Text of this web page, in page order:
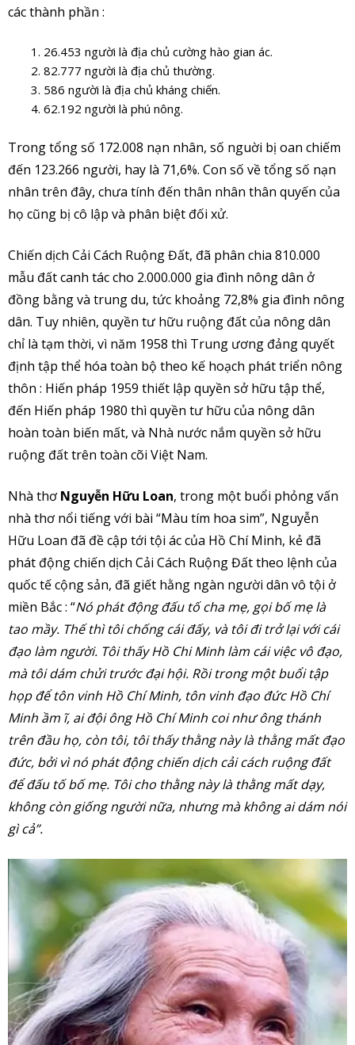
các thành phần :
26.453 người là địa chủ cường hào gian ác.
82.777 người là địa chủ thường.
586 người là địa chủ kháng chiến.
62.192 người là phú nông.
Trong tổng số 172.008 nạn nhân, số nguời bị oan chiếm
đến 123.266 người, hay là 71,6%. Con số về tổng số nạn
nhân trên đây, chưa tính đến thân nhân thân quyến của
họ cũng bị cô lập và phân biệt đối xử.
Chiến dịch Cải Cách Ruộng Đất, đã phân chia 810.000
mẫu đất canh tác cho 2.000.000 gia đình nông dân ở
đồng bằng và trung du, tức khoảng 72,8% gia đình nông
dân. Tuy nhiên, quyền tư hữu ruộng đất của nông dân
chỉ là tạm thời, vì năm 1958 thì Trung ương đảng quyết
định tập thể hóa toàn bộ theo kế hoạch phát triển nông
thôn : Hiến pháp 1959 thiết lập quyền sở hữu tập thể,
đến Hiến pháp 1980 thì quyền tư hữu của nông dân
hoàn toàn biến mất, và Nhà nước nắm quyền sở hữu
ruộng đất trên toàn cõi Việt Nam.
Nhà thơ Nguyễn Hữu Loan, trong một buổi phỏng vấn
nhà thơ nổi tiếng với bài “Màu tím hoa sim”, Nguyễn
Hữu Loan đã đề cập tới tội ác của Hồ Chí Minh, kẻ đã
phát động chiến dịch Cải Cách Ruộng Đất theo lệnh của
quốc tế cộng sản, đã giết hằng ngàn người dân vô tội ở
miền Bắc : “Nó phát động đấu tố cha mẹ, gọi bố mẹ là
tao mầy. Thế thì tôi chống cái đấy, và tôi đi trở lại với cái
đạo làm người. Tôi thấy Hồ Chi Minh làm cái việc vô đạo,
mà tôi dám chửi trước đại hội. Rồi trong một buổi tập
họp để tôn vinh Hồ Chí Minh, tôn vinh đạo đức Hồ Chí
Minh ầm ĩ, ai đội ông Hồ Chí Minh coi như ông thánh
trên đầu họ, còn tôi, tôi thấy thằng này là thằng mất đạo
đức, bởi vì nó phát động chiến dịch cải cách ruộng đất
để đấu tố bố mẹ. Tôi cho thằng này là thằng mất dạy,
không còn giống người nữa, nhưng mà không ai dám nói
gì cả”.